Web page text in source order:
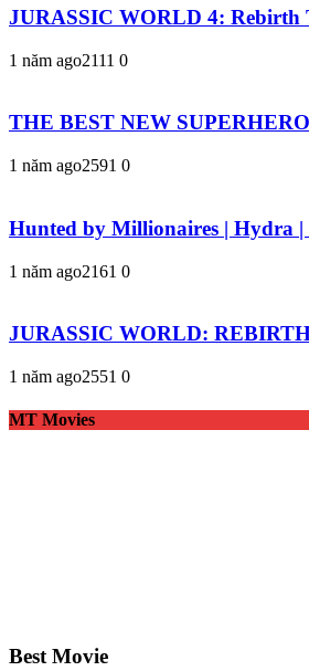
JURASSIC WORLD 4: Rebirth
1 năm ago2111 0
THE BEST NEW
1 năm ago2591 0
Hunted by Millionaires | Hydra
1 năm ago2161 0
JURASSIC WORLD:
1 năm ago2551 0
MT Movies
Best Movie